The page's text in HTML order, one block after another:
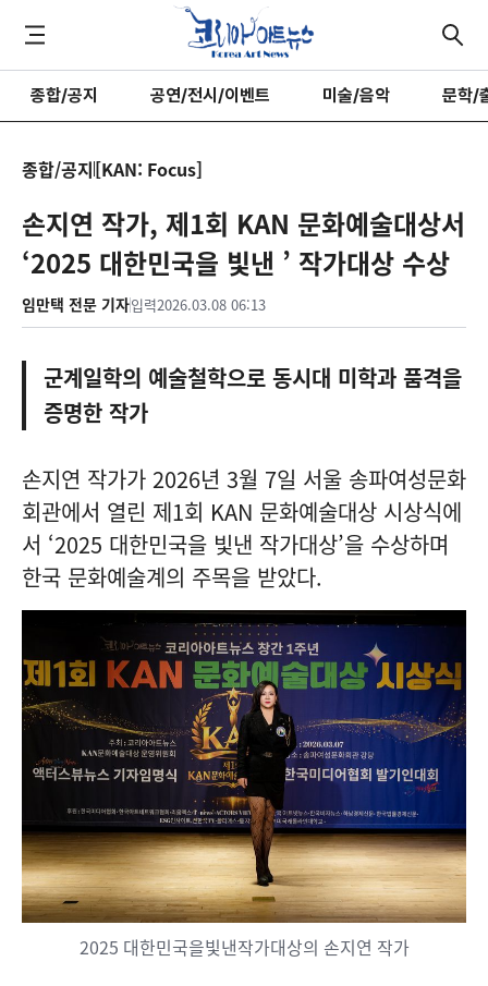
종합/공지 공연/전시/이벤트 미술/음악 문학/
종합/공지[KAN: Focus]
손지연 작가, 제1회 KAN 문화예술대상서
‘2025 대한민국을 빛낸 ’ 작가대상 수상
임만택 전문 기자입력2026.03.08 06:13
군계일학의 예술철학으로 동시대 미학과 품격을
증명한 작가
손지연 작가가 2026년 3월 7일 서울 송파여성문화
회관에서 열린 제1회 KAN 문화예술대상 시상식에
서 ‘2025 대한민국을 빛낸 작가대상’을 수상하며
한국 문화예술계의 주목을 받았다.
2025 대한민국을빛낸작가대상의 손지연 작가